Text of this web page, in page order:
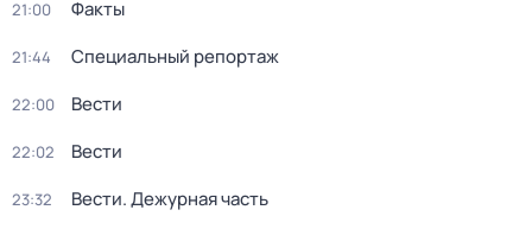
21:00 Факты
21:44 Специальный репортаж
22:00 Вести
22:02 Вести
23:32 Вести. Дежурная часть